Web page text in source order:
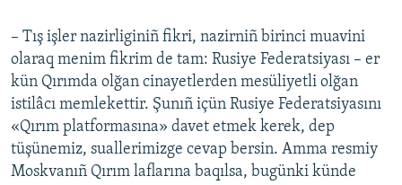
– Tış işler nazirliginiñ fikri, nazirniñ birinci muavini
olaraq menim fikrim de tam: Rusiye Federatsiyası – er
kün Qırımda olğan cinayetlerden mesüliyetli olğan
istilâcı memlekettir. Şunıñ içün Rusiye Federatsiyasını
«Qırım platformasına» davet etmek kerek, dep
tüşünemiz, suallerimizge cevap bersin. Amma resmiy
Moskvanıñ Qırım laflarına baqılsa, bugünki künde